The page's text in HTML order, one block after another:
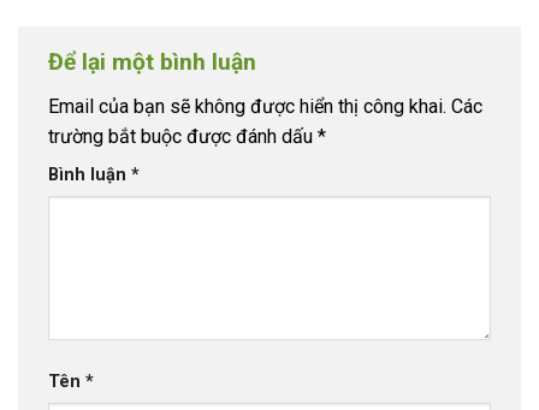
Để lại một bình luận
Email của bạn sẽ không được hiển thị công khai. Các
trường bắt buộc được đánh dấu *
Bình luận *
Tên *